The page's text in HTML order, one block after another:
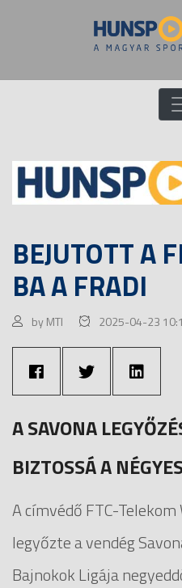
BEJUTOTT A
BA A FRADI
by MTI 2025-04-23
A SAVONA
BIZTOSSÁ A
A címvédő FTC-
legyőzte a vendég
Bajnokok Ligája